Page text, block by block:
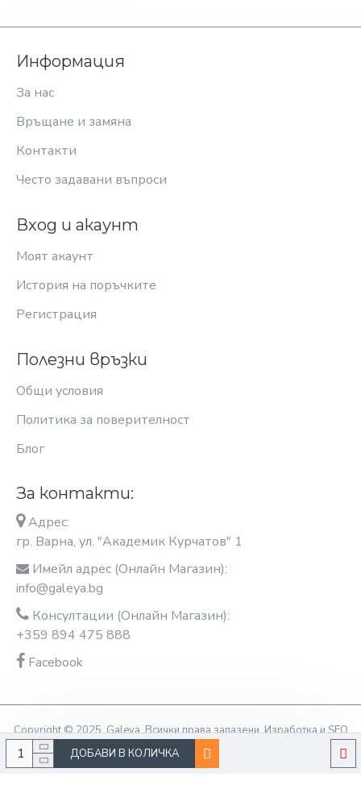
ДОБАВИ В КОЛИЧКА
Информация
За нас
Връщане и замяна
Контакти
Често задавани въпроси
Вход и акаунт
Моят акаунт
История на поръчките
Регистрация
Полезни връзки
Общи условия
Политика за поверителност
Блог
За контакти:
Адрес:
гр. Варна, ул. "Академик Курчатов" 1
Имейл адрес (Онлайн Магазин):
info@galeya.bg
Консултации (Онлайн Магазин):
+359 894 475 888
Facebook
Copyright © 2025, Galeya, Всички права запазени. Изработка и SEO
оптимизация OptimiziraiMe.bg